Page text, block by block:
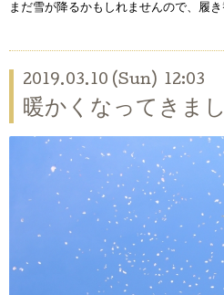
まだ雪が降るかもしれませんので、履
2019.03.10 (Sun) 12:03
暖かくなってきま